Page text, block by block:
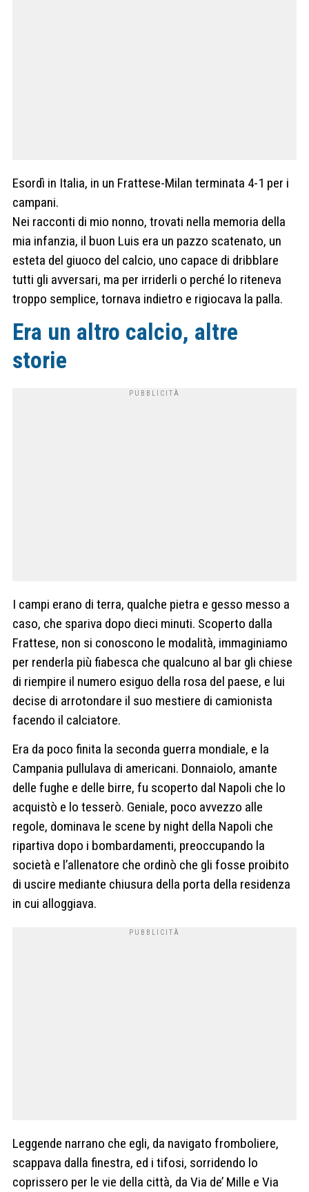
Esordì in Italia, in un Frattese-Milan terminata 4-1 per i
campani.
Nei racconti di mio nonno, trovati nella memoria della
mia infanzia, il buon Luis era un pazzo scatenato, un
esteta del giuoco del calcio, uno capace di dribblare
tutti gli avversari, ma per irriderli o perché lo riteneva
troppo semplice, tornava indietro e rigiocava la palla.
Era un altro calcio, altre
storie
I campi erano di terra, qualche pietra e gesso messo a
caso, che spariva dopo dieci minuti. Scoperto dalla
Frattese, non si conoscono le modalità, immaginiamo
per renderla più fiabesca che qualcuno al bar gli chiese
di riempire il numero esiguo della rosa del paese, e lui
decise di arrotondare il suo mestiere di camionista
facendo il calciatore.
Era da poco finita la seconda guerra mondiale, e la
Campania pullulava di americani. Donnaiolo, amante
delle fughe e delle birre, fu scoperto dal Napoli che lo
acquistò e lo tesserò. Geniale, poco avvezzo alle
regole, dominava le scene by night della Napoli che
ripartiva dopo i bombardamenti, preoccupando la
società e l’allenatore che ordinò che gli fosse proibito
di uscire mediante chiusura della porta della residenza
in cui alloggiava.
Leggende narrano che egli, da navigato fromboliere,
scappava dalla finestra, ed i tifosi, sorridendo lo
coprissero per le vie della città, da Via de’ Mille e Via